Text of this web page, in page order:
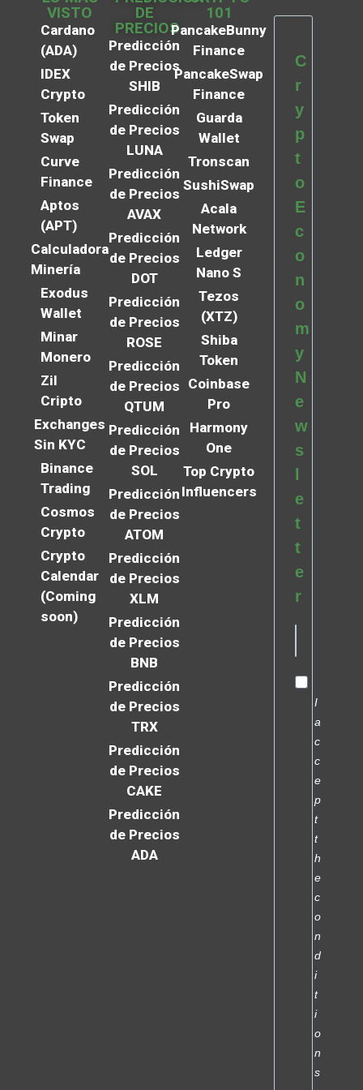
VISTO
Cardano
(ADA)
IDEX
Crypto
Token
Swap
Curve
Finance
Aptos
(APT)
Calculadora
Minería
Exodus
Wallet
Minar
Monero
Zil
Cripto
Exchanges
Sin KYC
Binance
Trading
Cosmos
Crypto
Crypto
Calendar
(Coming
soon)
DE
PRECIOS
Predicción
de Precios
SHIB
Predicción
de Precios
LUNA
Predicción
de Precios
AVAX
Predicción
de Precios
DOT
Predicción
de Precios
ROSE
Predicción
de Precios
QTUM
Predicción
de Precios
SOL
Predicción
de Precios
ATOM
Predicción
de Precios
XLM
Predicción
de Precios
BNB
Predicción
de Precios
TRX
Predicción
de Precios
CAKE
Predicción
de Precios
ADA
101
PancakeBunny
Finance
PancakeSwap
Finance
Guarda
Wallet
Tronscan
SushiSwap
Acala
Network
Ledger
Nano S
Tezos
(XTZ)
Shiba
Token
Coinbase
Pro
Harmony
One
Top Crypto
Influencers
C
r
y
p
t
o
E
c
o
n
o
m
y
N
e
w
s
e
t
t
e
r
I
a
c
c
e
p
t
t
h
e
c
o
n
d
i
t
i
o
n
s